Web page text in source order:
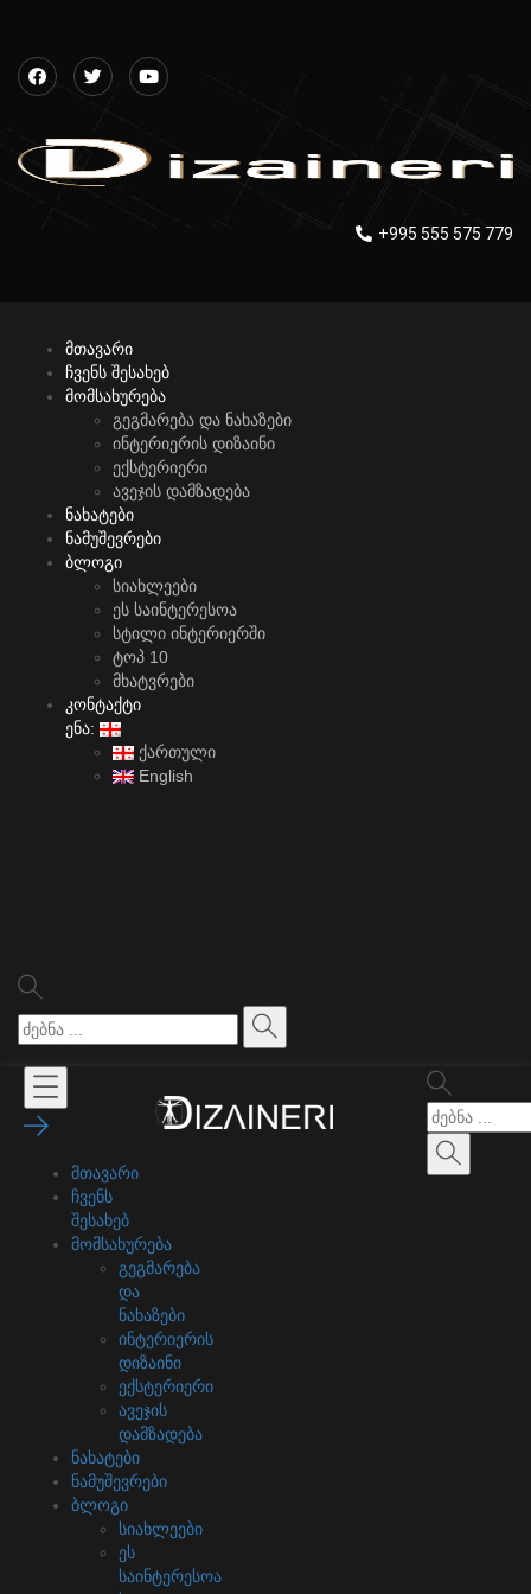
+995 555 575 779
მთავარი
ჩვენს შესახებ
მომსახურება
გეგმარება და ნახაზები
ინტერიერის დიზაინი
ექსტერიერი
ავეჯის დამზადება
ნახატები
ნამუშევრები
ბლოგი
სიახლეები
ეს საინტერესოა
სტილი ინტერიერში
ტოპ 10
მხატვრები
კონტაქტი
ენა:
ქართული
English
მთავარი
ჩვენს
შესახებ
მომსახურება
გეგმარება
და
ნახაზები
ინტერიერის
დიზაინი
ექსტერიერი
ავეჯის
დამზადება
ნახატები
ნამუშევრები
ბლოგი
სიახლეები
ეს
საინტერესოა